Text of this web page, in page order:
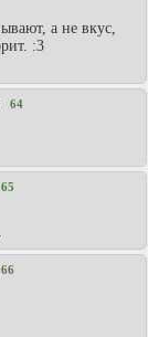
а не вкус,
:3
64
65
66